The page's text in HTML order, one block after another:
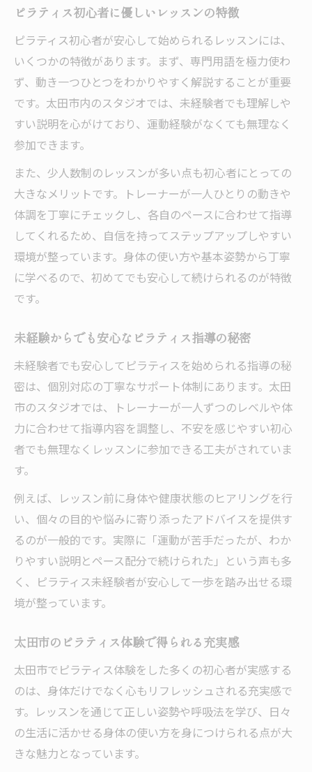
ピラティス初心者に優しいレッスンの特徴
ピラティス初心者が安心して始められるレッスンには、
いくつかの特徴があります。まず、専門用語を極力使わ
ず、動き一つひとつをわかりやすく解説することが重要
です。太田市内のスタジオでは、未経験者でも理解しや
すい説明を心がけており、運動経験がなくても無理なく
参加できます。
また、少人数制のレッスンが多い点も初心者にとっての
大きなメリットです。トレーナーが一人ひとりの動きや
体調を丁寧にチェックし、各自のペースに合わせて指導
してくれるため、自信を持ってステップアップしやすい
環境が整っています。身体の使い方や基本姿勢から丁寧
に学べるので、初めてでも安心して続けられるのが特徴
です。
未経験からでも安心なピラティス指導の秘密
未経験者でも安心してピラティスを始められる指導の秘
密は、個別対応の丁寧なサポート体制にあります。太田
市のスタジオでは、トレーナーが一人ずつのレベルや体
力に合わせて指導内容を調整し、不安を感じやすい初心
者でも無理なくレッスンに参加できる工夫がされていま
す。
例えば、レッスン前に身体や健康状態のヒアリングを行
い、個々の目的や悩みに寄り添ったアドバイスを提供す
るのが一般的です。実際に「運動が苦手だったが、わか
りやすい説明とペース配分で続けられた」という声も多
く、ピラティス未経験者が安心して一歩を踏み出せる環
境が整っています。
太田市のピラティス体験で得られる充実感
太田市でピラティス体験をした多くの初心者が実感する
のは、身体だけでなく心もリフレッシュされる充実感で
す。レッスンを通じて正しい姿勢や呼吸法を学び、日々
の生活に活かせる身体の使い方を身につけられる点が大
きな魅力となっています。